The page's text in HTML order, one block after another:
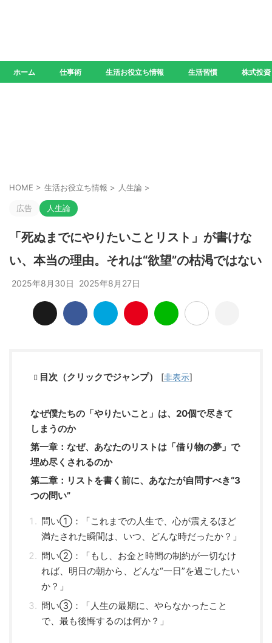
ホーム 仕事術 生活お役立ち情報 生活習慣 株式投資
HOME > 生活お役立ち情報 > 人生論 >
広告 人生論
「死ぬまでにやりたいことリスト」が書けな
い、本当の理由。それは“欲望”の枯渇ではない
2025年8月30日 2025年8月27日
目次（クリックでジャンプ） [非表示]
なぜ僕たちの「やりたいこと」は、20個で尽きて
しまうのか
第一章：なぜ、あなたのリストは「借り物の夢」で
埋め尽くされるのか
第二章：リストを書く前に、あなたが自問すべき“3
つの問い”
問い①：「これまでの人生で、心が震えるほど
満たされた瞬間は、いつ、どんな時だったか？」
問い②：「もし、お金と時間の制約が一切なけ
れば、明日の朝から、どんな“一日”を過ごしたい
か？」
問い③：「人生の最期に、やらなかったこと
で、最も後悔するのは何か？」